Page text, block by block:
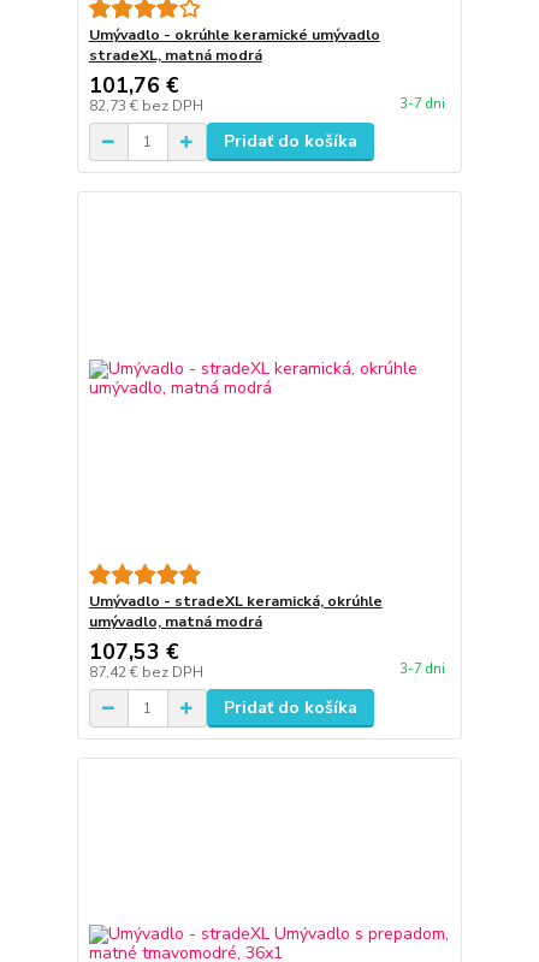
Umývadlo - okrúhle keramické umývadlo
stradeXL, matná modrá
101,76 €
82,73 € bez DPH 3-7 dni
Pridať do košíka
Umývadlo - stradeXL keramická, okrúhle
umývadlo, matná modrá
107,53 €
87,42 € bez DPH 3-7 dni
Pridať do košíka